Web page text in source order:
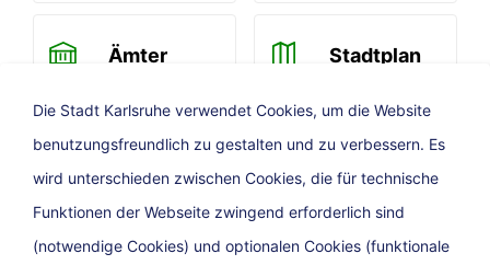
Ämter Stadtplan
Newsletter
Die Stadt Karlsruhe verwendet Cookies, um die Website
benutzungsfreundlich zu gestalten und zu verbessern. Es
wird unterschieden zwischen Cookies, die für technische
Funktionen der Webseite zwingend erforderlich sind
(notwendige Cookies) und optionalen Cookies (funktionale